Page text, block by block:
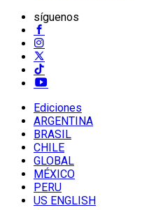
síguenos
Ediciones
ARGENTINA
BRASIL
CHILE
GLOBAL
MÉXICO
PERU
US ENGLISH